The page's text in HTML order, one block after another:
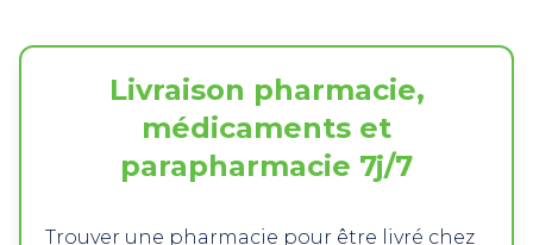
Livraison pharmacie,
médicaments et
parapharmacie 7j/7
Trouver une pharmacie pour être livré chez